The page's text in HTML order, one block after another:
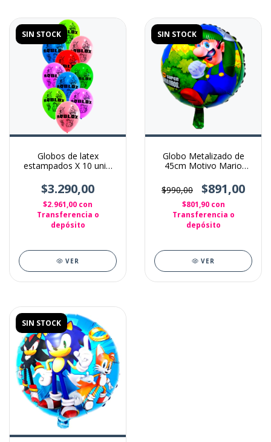
SIN STOCK
Globos de latex
estampados X 10 unid.
$3.290,00
$2.961,00 con
Transferencia o
depósito
VER
SIN STOCK
Globo Metalizado de
45cm Motivo Mario
$990,00
$891,00
$801,90 con
Transferencia o
depósito
VER
SIN STOCK